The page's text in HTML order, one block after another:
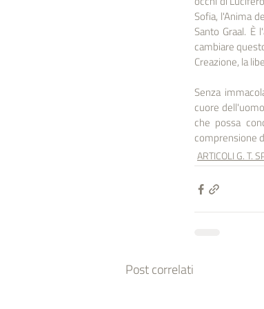
Sofia, l'Anima
Santo Graal. È
cambiare
Creazione, la
Senza
cuore
che possa
comprensione
ARTICOLI G. T.
Post correlati